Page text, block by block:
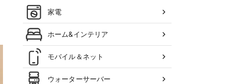
家電
ホーム&インテリア
モバイル＆ネット
ウォーターサーバー